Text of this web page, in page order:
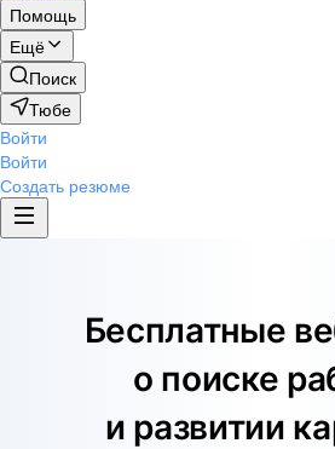
Помощь
Ещё
Поиск
Тюбе
Войти
Войти
Создать резюме
Бесплатные
о поиске
и развитии